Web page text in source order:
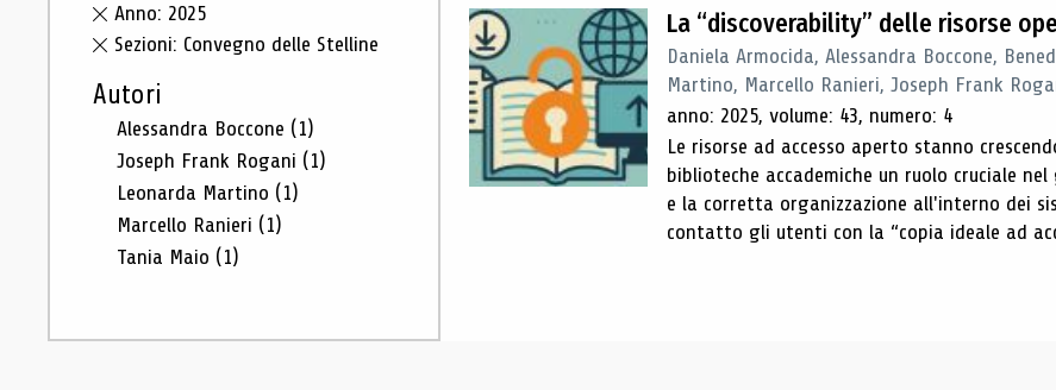
Anno: 2025
Sezioni: Convegno delle Stelline
Autori
Alessandra Boccone (1)
Joseph Frank Rogani (1)
Leonarda Martino (1)
Marcello Ranieri (1)
Tania Maio (1)
La “discoverability” delle risorse
Daniela Armocida, Alessandra Boccone,
Martino, Marcello Ranieri, Joseph Frank
anno: 2025, volume: 43, numero: 4
Le risorse ad accesso aperto stanno
biblioteche accademiche un ruolo cruciale
e la corretta organizzazione all'interno dei
contatto gli utenti con la “copia ideale ad